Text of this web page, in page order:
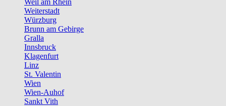
Weil am Rhein
Weiterstadt
Würzburg
Brunn am Gebirge
Gralla
Innsbruck
Klagenfurt
Linz
St. Valentin
Wien
Wien-Auhof
Sankt Vith